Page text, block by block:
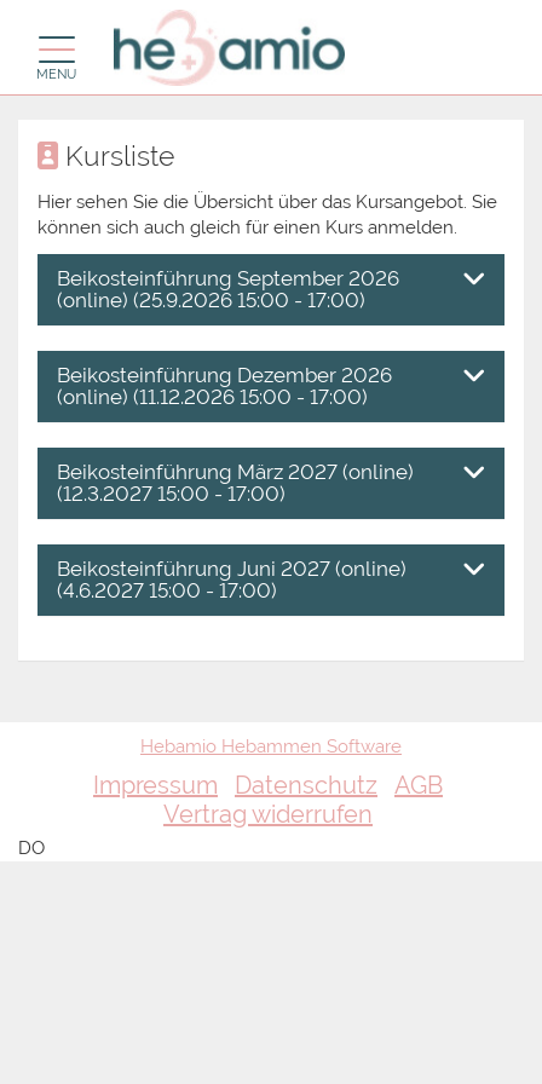
Toggle navigation
MENU
Kursliste
Hier sehen Sie die Übersicht über das Kursangebot. Sie
können sich auch gleich für einen Kurs anmelden.
Beikosteinführung September 2026
(online) (25.9.2026 15:00 - 17:00)
Beikosteinführung Dezember 2026
(online) (11.12.2026 15:00 - 17:00)
Beikosteinführung März 2027 (online)
(12.3.2027 15:00 - 17:00)
Beikosteinführung Juni 2027 (online)
(4.6.2027 15:00 - 17:00)
Hebamio Hebammen Software
Impressum Datenschutz
AGB
Vertrag widerrufen
DO